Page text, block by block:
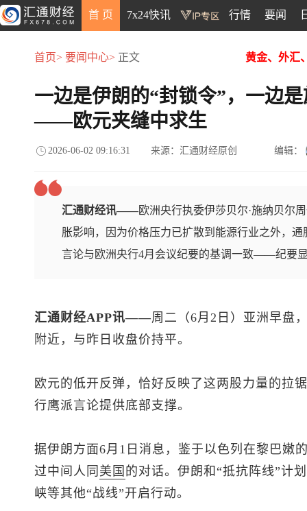
首 页 7x24快讯 行情 要闻
首页> 要闻中心> 正文 黄金、外汇
一边是伊朗的“封锁令”，一边
——欧元夹缝中求生
2026-06-02 09:16:31 来源：汇通财经原创 编辑：
汇通财经讯——欧洲央行执委伊莎贝尔·施纳贝尔
胀影响，因为价格压力已扩散到能源行业之外，
言论与欧洲央行4月会议纪要的基调一致——纪要
汇通财经APP讯——周二（6月2日）亚洲早盘
附近，与昨日收盘价持平。
欧元的低开反弹，恰好反映了这两股力量的
行鹰派言论提供底部支撑。
据伊朗方面6月1日消息，鉴于以色列在黎巴嫩
过中间人同 美国 的对话。伊朗和“抵抗阵线”计
峡等其他“战线”开启行动。